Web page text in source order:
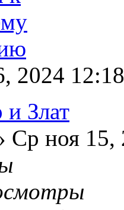
2024
Злат
Ср ноя 15,